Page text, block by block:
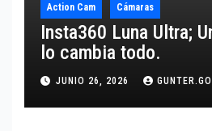
Action Cam Cámaras
Insta360 Luna Ultra;
lo cambia todo.
JUNIO 26, 2026